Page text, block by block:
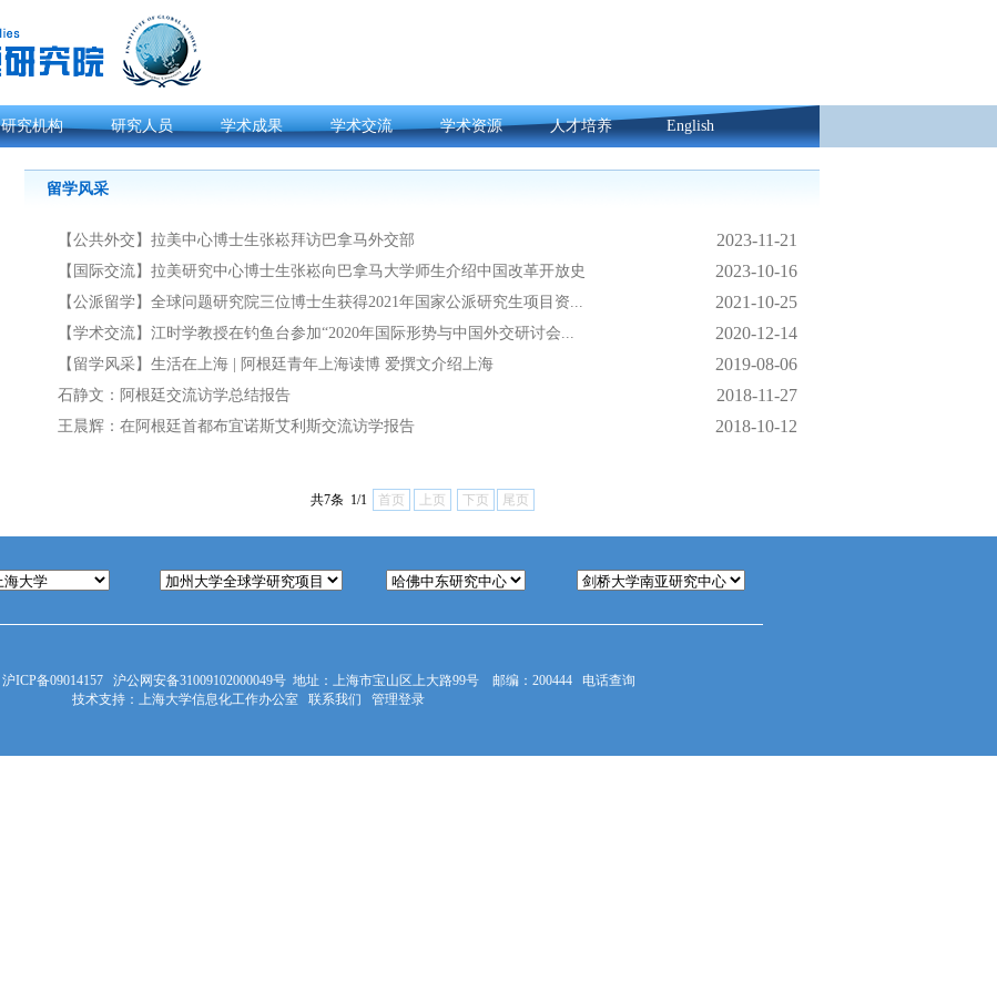
研究机构 研究人员 学术成果 学术交流 学术资源 人才培养 English
留学风采
【公共外交】拉美中心博士生张崧拜访巴拿马外交部 2023-11-21
【国际交流】拉美研究中心博士生张崧向巴拿马大学师生介绍中国改革开放史 2023-10-16
【公派留学】全球问题研究院三位博士生获得2021年国家公派研究生项目资... 2021-10-25
【学术交流】江时学教授在钓鱼台参加“2020年国际形势与中国外交研讨会... 2020-12-14
【留学风采】生活在上海 | 阿根廷青年上海读博 爱撰文介绍上海 2019-08-06
石静文：阿根廷交流访学总结报告 2018-11-27
王晨辉：在阿根廷首都布宜诺斯艾利斯交流访学报告 2018-10-12
共7条 1/1 首页 上页 下页 尾页
沪ICP备09014157 沪公网安备31009102000049号地址：上海市宝山区上大路99号 邮编：200444
电话查询
技术支持： 上海大学信息化工作办公室 联系我们 管理登录